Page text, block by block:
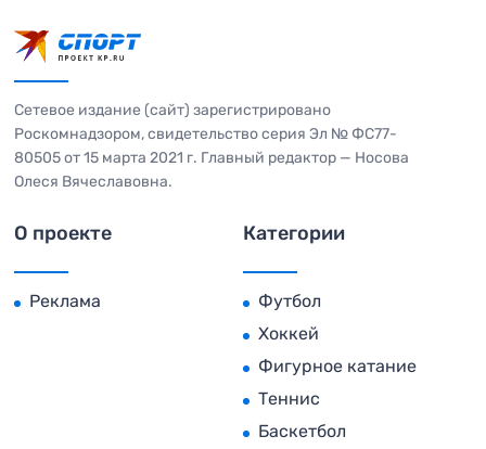
Сетевое издание (сайт) зарегистрировано
Роскомнадзором, свидетельство серия Эл № ФС77-
80505 от 15 марта 2021 г. Главный редактор — Носова
Олеся Вячеславовна.
О проекте
Реклама
Категории
Футбол
Хоккей
Фигурное катание
Теннис
Баскетбол